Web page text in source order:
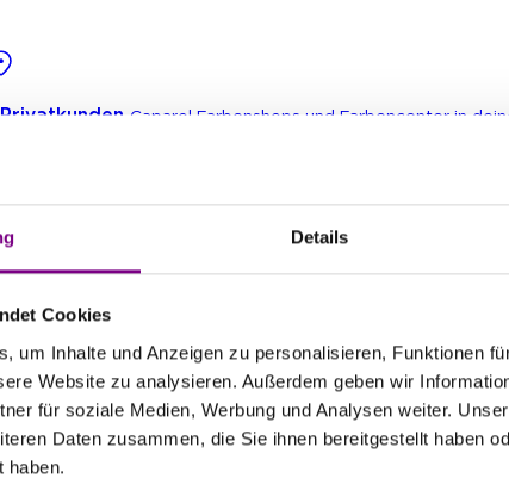
Details
Cookies
um Inhalte und Anzeigen zu personalisieren, Funktionen
Website zu analysieren. Außerdem geben wir
für soziale Medien, Werbung und Analysen weiter.
Daten zusammen, die Sie ihnen bereitgestellt haben
haben.
Caparol Farbenshops und Farbencenter in
Downloadcenter
Farben, Lacke & Beschichtungen